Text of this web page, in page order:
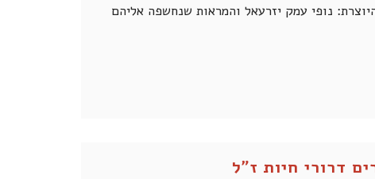
נופי עמק יזרעאל והמראות שנחשפה אליהם
דרורי חיות ז"ל